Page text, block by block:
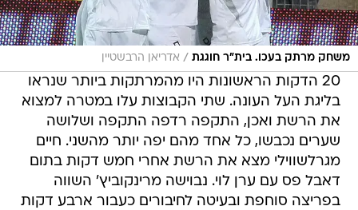
משחק מרתק בעכו. בית"ר חוגגת / אדריאן הרבשטיין
20 הדקות הראשונות היו מהמרתקות ביותר שנראו
בליגת העל העונה. שתי הקבוצות עלו במטרה למצוא
את הרשת ואכן, התקפה רדפה התקפה ושלושה
שערים נכבשו, כל אחד מהם יפה יותר מהשני. חיים
מגרלשווילי מצא את הרשת אחרי חמש דקות בתום
דאבל פס עם ערן לוי. נבוישה מרינקוביץ' השווה
בפריצה סוחפת ובעיטה לחיבורים כעבור ארבע דקות